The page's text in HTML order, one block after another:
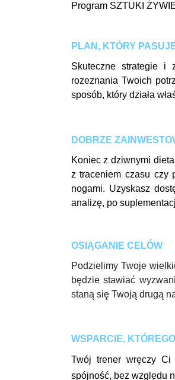
Program SZTUKI
PLAN, KTÓRY
Skuteczne strategie i
rozeznania Twoich
sposób, który działa
DOBRZE
Koniec z dziwnymi
z traceniem czasu czy
nogami. Uzyskasz
analizę, po
OSIĄGANIE CELÓW
Podzielimy Twoje
będzie stawiać
staną się Twoją drugą
WSPARCIE,
Twój trener wręczy Ci
spójność, bez względu